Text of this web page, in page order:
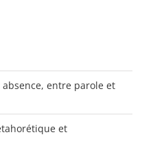
entre parole et
et